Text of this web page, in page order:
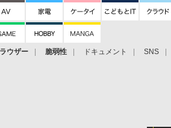
ウザー 脆弱性 ドキュメント SNS